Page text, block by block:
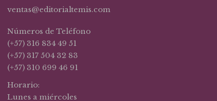
ventas@editorialtemis.com
Números de Teléfono
(+57) 316 834 49 51
(+57) 317 504 32 83
(+57) 310 699 46 91
Horario:
Lunes a miércoles